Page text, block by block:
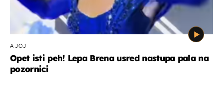
A JOJ
Opet isti peh! Lepa Brena usred nastupa pala na
pozornici